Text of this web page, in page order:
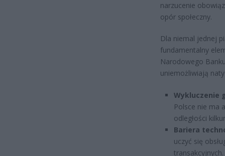
narzucenie
opór społeczny.
Dla niemal jednej
fundamentalny
Narodowego
uniemożliwiają
Wykluczenie
Polsce nie ma
odległości
Bariera
uczyć się
transakcyjnych.